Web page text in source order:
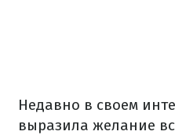
Недавно в своем
выразила желание